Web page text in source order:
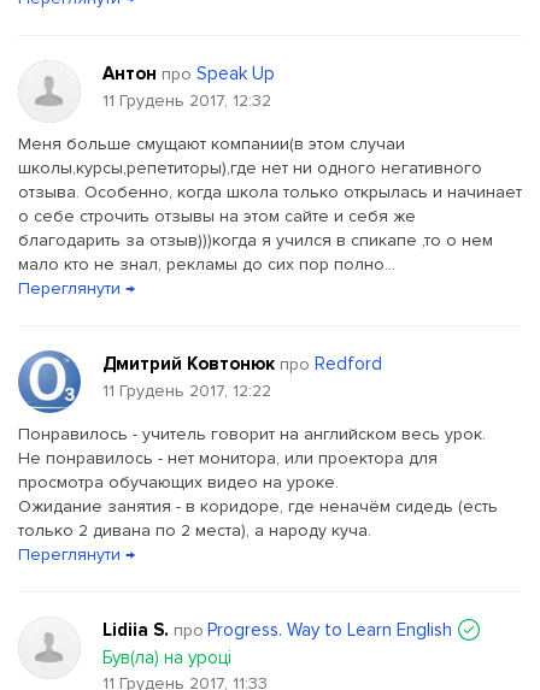
Антон про Speak Up
11 Грудень 2017, 12:32
Меня больше смущают компании(в этом случаи
школы,курсы,репетиторы),где нет ни одного негативного
отзыва. Особенно, когда школа только открылась и начинает
о себе строчить отзывы на этом сайте и себя же
благодарить за отзыв)))когда я учился в спикапе ,то о нем
мало кто не знал, рекламы до сих пор полно...
Переглянути →
Дмитрий Ковтонюк про Redford
11 Грудень 2017, 12:22
Понравилось - учитель говорит на английском весь урок.
Не понравилось - нет монитора, или проектора для
просмотра обучающих видео на уроке.
Ожидание занятия - в коридоре, где неначём сидедь (есть
только 2 дивана по 2 места), а народу куча.
Переглянути →
Lidiia S. про Progress. Way to Learn English
Був(ла) на уроці
11 Грудень 2017, 11:33